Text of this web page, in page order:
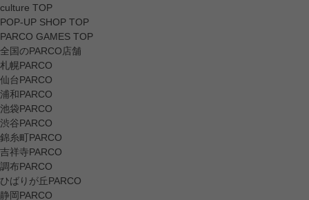
culture TOP
POP-UP SHOP TOP
PARCO GAMES TOP
全国のPARCO店舗
札幌PARCO
仙台PARCO
浦和PARCO
池袋PARCO
渋谷PARCO
錦糸町PARCO
吉祥寺PARCO
調布PARCO
ひばりが丘PARCO
静岡PARCO